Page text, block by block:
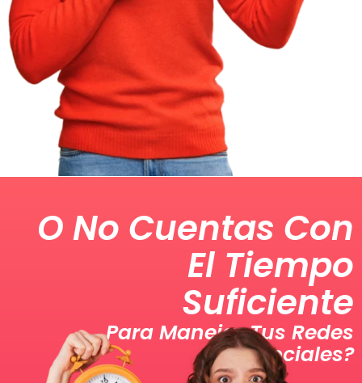
O No Cuentas Con
El Tiempo
Suficiente
Para Manejar Tus Redes
Sociales?